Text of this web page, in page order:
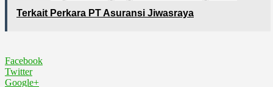
Terkait Perkara PT Asuransi Jiwasraya
Facebook
Twitter
Google+